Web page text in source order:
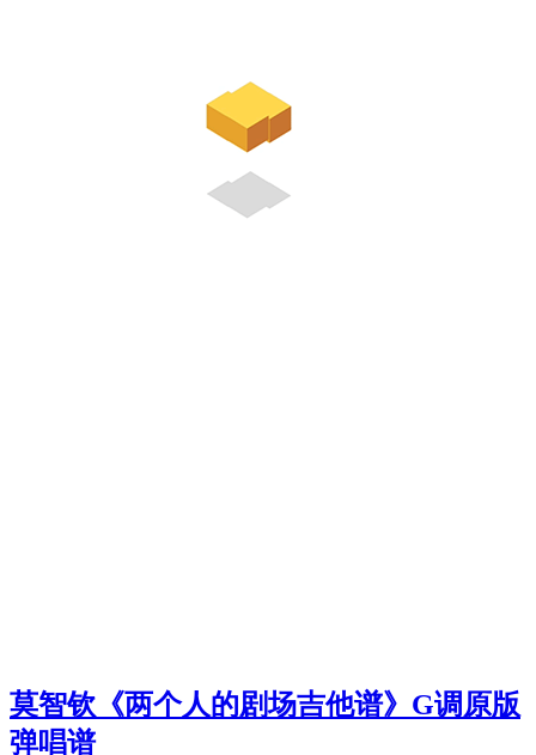
莫智钦《两个人的剧场吉他谱》G调原版
弹唱谱